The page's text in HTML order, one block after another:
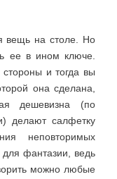
вещь на столе. Но
ее в ином ключе.
и тогда вы
она сделана,
дешевизна (по
делают салфетку
неповторимых
для фантазии, ведь
можно любые